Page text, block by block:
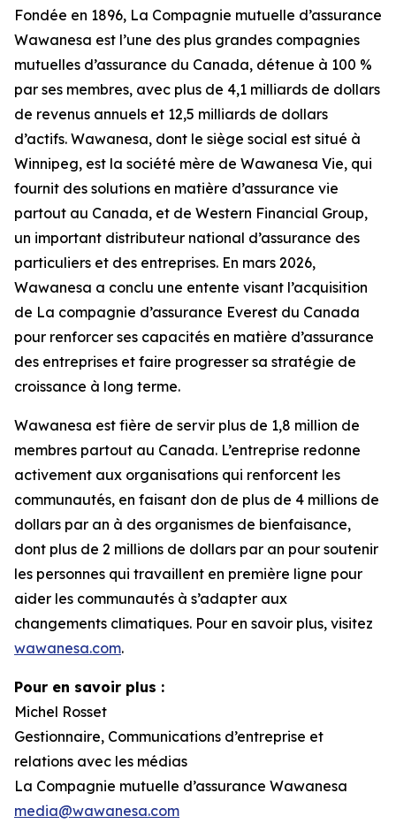
Fondée en 1896, La Compagnie mutuelle d’assurance
Wawanesa est l’une des plus grandes compagnies
mutuelles d’assurance du Canada, détenue à 100 %
par ses membres, avec plus de 4,1 milliards de dollars
de revenus annuels et 12,5 milliards de dollars
d’actifs. Wawanesa, dont le siège social est situé à
Winnipeg, est la société mère de Wawanesa Vie, qui
fournit des solutions en matière d’assurance vie
partout au Canada, et de Western Financial Group,
un important distributeur national d’assurance des
particuliers et des entreprises. En mars 2026,
Wawanesa a conclu une entente visant l’acquisition
de La compagnie d’assurance Everest du Canada
pour renforcer ses capacités en matière d’assurance
des entreprises et faire progresser sa stratégie de
croissance à long terme.
Wawanesa est fière de servir plus de 1,8 million de
membres partout au Canada. L’entreprise redonne
activement aux organisations qui renforcent les
communautés, en faisant don de plus de 4 millions de
dollars par an à des organismes de bienfaisance,
dont plus de 2 millions de dollars par an pour soutenir
les personnes qui travaillent en première ligne pour
aider les communautés à s’adapter aux
changements climatiques. Pour en savoir plus, visitez
wawanesa.com.
Pour en savoir plus :
Michel Rosset
Gestionnaire, Communications d’entreprise et
relations avec les médias
La Compagnie mutuelle d’assurance Wawanesa
media@wawanesa.com